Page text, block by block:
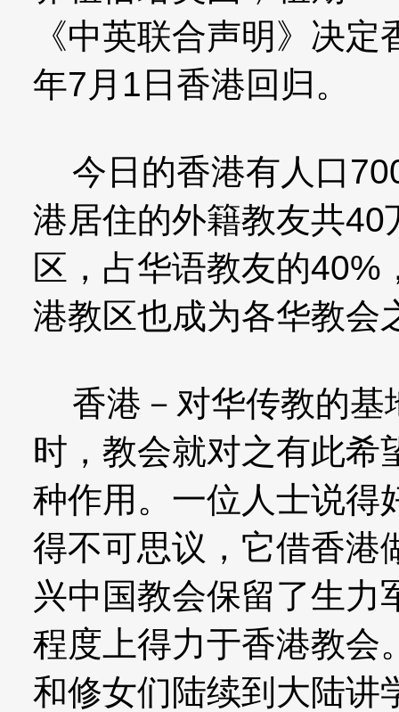
《中英联合声明》决
年7月1日香港回归。
今日的香港有人口
港居住的外籍教友共
区，占华语教友的40%
港教区也成为各华教会
香港－对华传教的基
时，教会就对之有此希
种作用。一位人士说得
得不可思议，它借香港
兴中国教会保留了生力
程度上得力于香港教会
和修女们陆续到大陆讲